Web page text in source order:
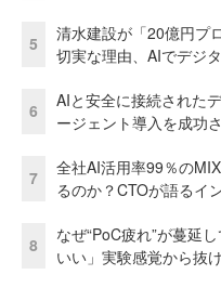
5
清水建設が「20億円プ
切実な理由、AIでデジ
6
AIと安全に接続された
ージェント導入を成功
7
全社AI活用率99％の
るのか？CTOが語るイ
8
なぜ“PoC疲れ”が蔓延
いい」実験感覚から抜